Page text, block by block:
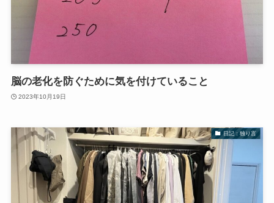
脳の老化を防ぐために気を付けていること
2023年10月19日
日記：独り言